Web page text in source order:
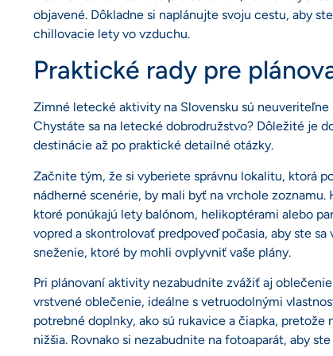
objavené. Dôkladne si naplánujte svoju cestu, aby
chillovacie lety vo vzduchu.
Praktické rady pre
Zimné letecké aktivity na Slovensku sú
Chystáte sa na letecké dobrodružstvo? Dôležité je
destinácie až po praktické detailné otázky.
Začnite tým, že si vyberiete správnu lokalitu, ktorá
nádherné scenérie, by mali byť na vrchole
ktoré ponúkajú lety balónom, helikoptérami alebo
vopred a skontrolovať predpoveď počasia, aby ste
sneženie, ktoré by mohli ovplyvniť vaše plány.
Pri plánovaní aktivity nezabudnite zvážiť aj
vrstvené oblečenie, ideálne s vetruodolnými
potrebné doplnky, ako sú rukavice a čiapka,
nižšia. Rovnako si nezabudnite na fotoaparát, aby